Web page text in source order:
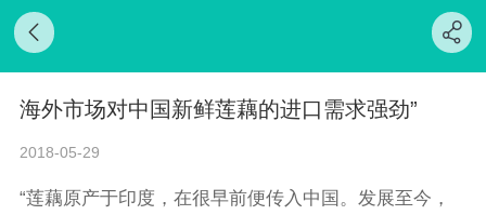
海外市场对中国新鲜莲藕的进口需求强劲”
2018-05-29
“莲藕原产于印度，在很早前便传入中国。发展至今，